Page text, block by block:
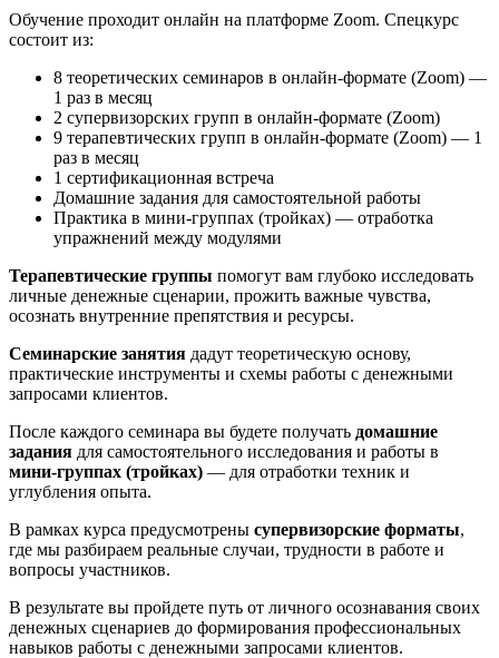
Обучение проходит онлайн на платформе Zoom. Спецкурс
состоит из:
8 теоретических семинаров в онлайн-формате (Zoom) —
1 раз в месяц
2 супервизорских групп в онлайн-формате (Zoom)
9 терапевтических групп в онлайн-формате (Zoom) — 1
раз в месяц
1 сертификационная встреча
Домашние задания для самостоятельной работы
Практика в мини-группах (тройках) — отработка
упражнений между модулями
Терапевтические группы помогут вам глубоко исследовать
личные денежные сценарии, прожить важные чувства,
осознать внутренние препятствия и ресурсы.
Семинарские занятия дадут теоретическую основу,
практические инструменты и схемы работы с денежными
запросами клиентов.
После каждого семинара вы будете получать домашние
задания для самостоятельного исследования и работы в
мини-группах (тройках) — для отработки техник и
углубления опыта.
В рамках курса предусмотрены супервизорские форматы,
где мы разбираем реальные случаи, трудности в работе и
вопросы участников.
В результате вы пройдете путь от личного осознавания своих
денежных сценариев до формирования профессиональных
навыков работы с денежными запросами клиентов.